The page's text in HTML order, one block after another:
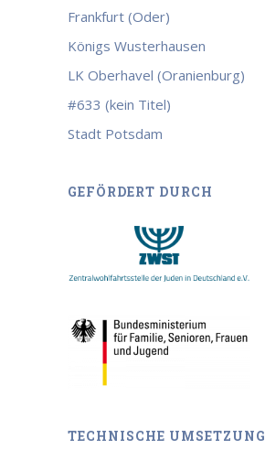
Frankfurt (Oder)
Königs Wusterhausen
LK Oberhavel (Oranienburg)
#633 (kein Titel)
Stadt Potsdam
GEFÖRDERT DURCH
TECHNISCHE UMSETZUNG